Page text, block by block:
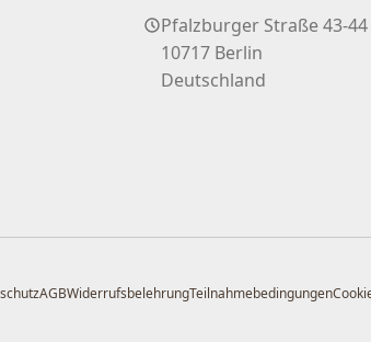
Pfalzburger Straße 43-44
10717 Berlin
Deutschland
AGBWiderrufsbelehrungTeilnahmebedingungen